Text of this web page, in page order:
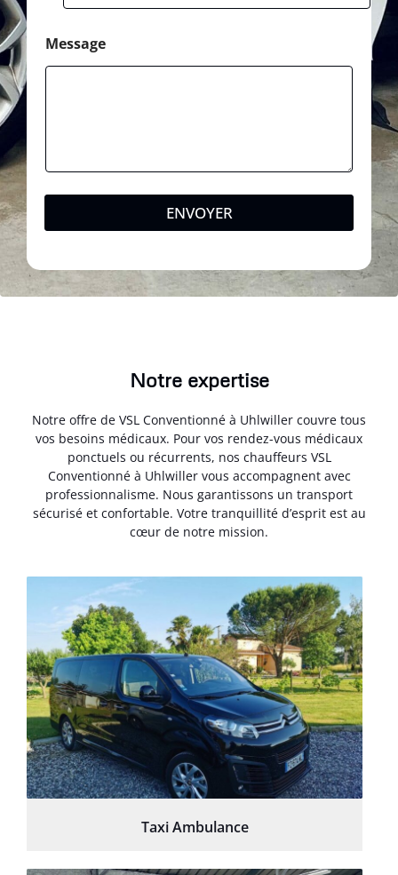
Message
ENVOYER
Notre expertise
Notre offre de VSL Conventionné à Uhlwiller couvre tous
vos besoins médicaux. Pour vos rendez-vous médicaux
ponctuels ou récurrents, nos chauffeurs VSL
Conventionné à Uhlwiller vous accompagnent avec
professionnalisme. Nous garantissons un transport
sécurisé et confortable. Votre tranquillité d’esprit est au
cœur de notre mission.
Taxi Ambulance